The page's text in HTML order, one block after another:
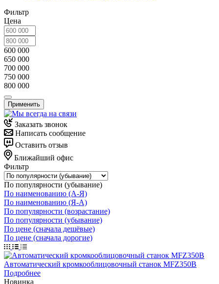
Фильтр
Цена
600 000
650 000
700 000
750 000
800 000
Применить
Заказать звонок
Написать сообщение
Оставить отзыв
Ближайший офис
Фильтр
По популярности (убывание)
По наименованию (А-Я)
По наименованию (Я-А)
По популярности (возрастание)
По популярности (убывание)
По цене (сначала дешёвые)
По цене (сначала дорогие)
Автоматический кромкооблицовочный станок MFZ350B
Подробнее
Новинка